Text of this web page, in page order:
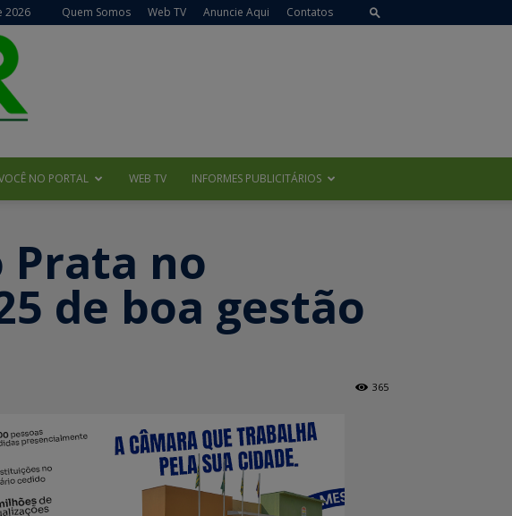
2026 Quem Somos Web TV Anuncie Aqui Contatos
NO PORTAL WEB TV INFORMES PUBLICITÁRIOS
Prata no
de boa gestão
365